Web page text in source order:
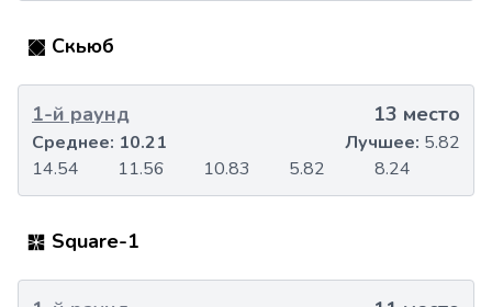
Скьюб
1-й раунд 13 место
14.54 11.56 10.83 5.82 8.24
Среднее: 10.21 Лучшее: 5.82
Square-1